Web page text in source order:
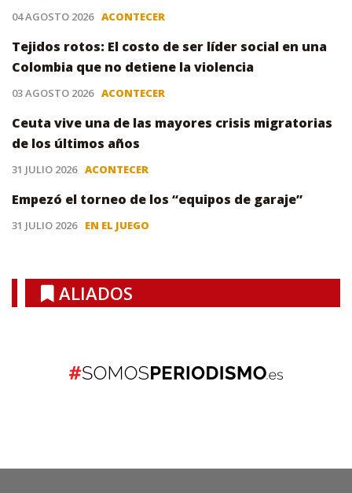
04 AGOSTO 2026 ACONTECER
Tejidos rotos: El costo de ser líder social en una
Colombia que no detiene la violencia
03 AGOSTO 2026 ACONTECER
Ceuta vive una de las mayores crisis migratorias
de los últimos años
31 JULIO 2026 ACONTECER
Empezó el torneo de los “equipos de garaje”
31 JULIO 2026 EN EL JUEGO
ALIADOS